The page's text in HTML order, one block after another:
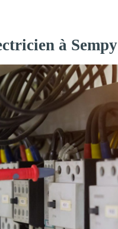
à Sempy